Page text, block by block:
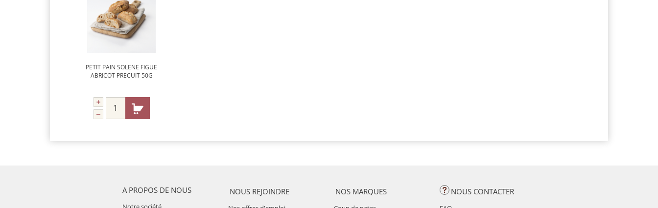
PETIT PAIN SOLENE FIGUE
ABRICOT PRECUIT 50G
A PROPOS DE NOUS NOUS REJOINDRE NOS MARQUES NOUS CONTACTER